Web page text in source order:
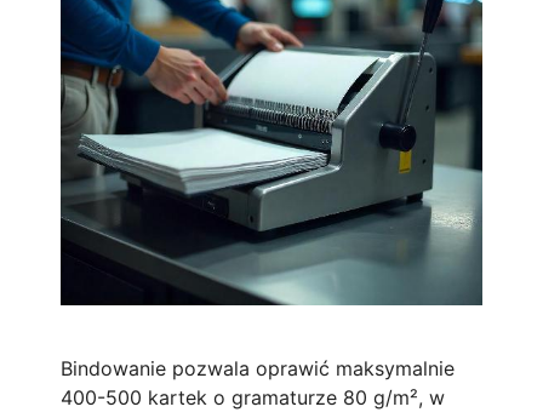
Bindowanie pozwala oprawić maksymalnie
400-500 kartek o gramaturze 80 g/m², w